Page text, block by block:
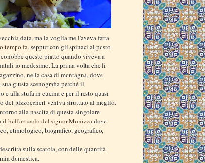
data, ma la voglia me l'aveva fatta
tempo fa, seppur con gli spinaci al posto
questo piatto quando viveva a
io medesimo. La prima volta che li
nella casa di montagna, dove
giusta scenografia perché il
e alla stufa in cucina e per il resto quasi
dei pizzoccheri veniva sfruttato al meglio.
alla nascita di questa singolare
il bell'articolo del signor Monizzadove
etimologico, biografico, geografico,
sulla scatola, con delle quantità
domestica.